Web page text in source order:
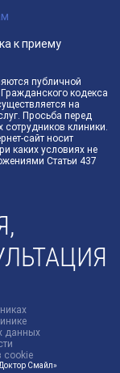
к приему
публичной
кодекса
на
Просьба перед
сотрудников клиники.
сайт носит
каких условиях не
Статьи 437
данных
cookie
Смайл»